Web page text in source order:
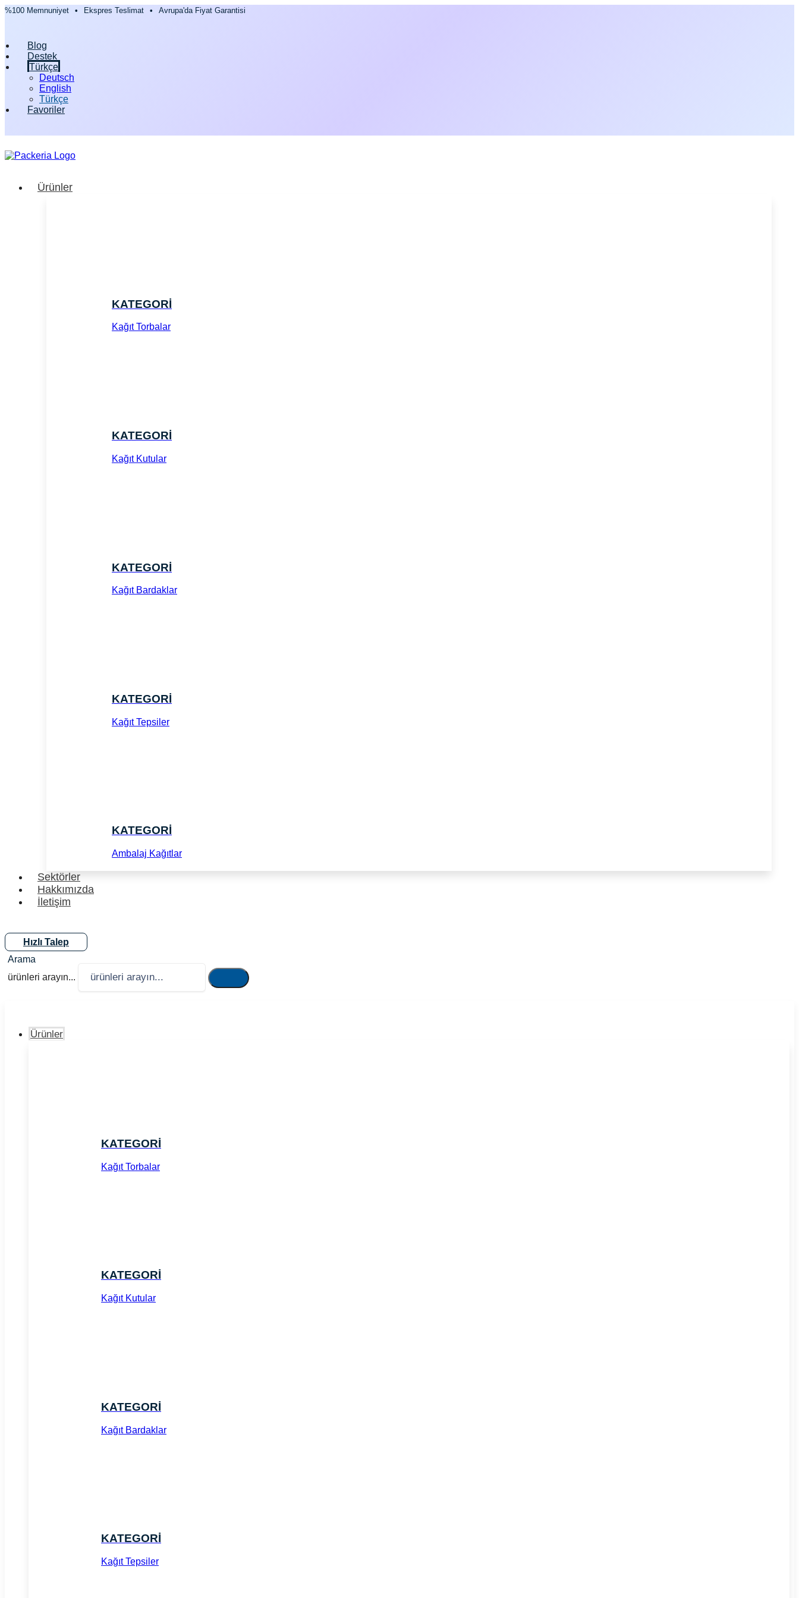
%100 Memnuniyet • Ekspres Teslimat • Avrupa'da Fiyat Garantisi
Blog
Destek
Türkçe
Deutsch
English
Türkçe
Favoriler
Ürünler
KATEGORİ
Kağıt Torbalar
KATEGORİ
Kağıt Kutular
KATEGORİ
Kağıt Bardaklar
KATEGORİ
Kağıt Tepsiler
KATEGORİ
Ambalaj Kağıtlar
Sektörler
Hakkımızda
İletişim
Hızlı Talep
ürünleri arayın...
Ürünler
KATEGORİ
Kağıt Torbalar
KATEGORİ
Kağıt Kutular
KATEGORİ
Kağıt Bardaklar
KATEGORİ
Kağıt Tepsiler